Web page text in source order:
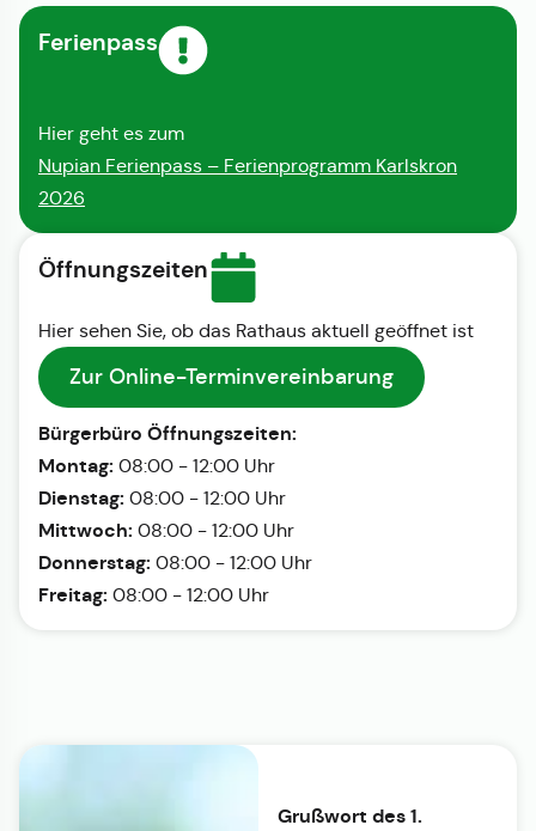
Ferienpass
Hier geht es zum
Nupian Ferienpass – Ferienprogramm Karlskron
2026
Öffnungszeiten
Hier sehen Sie, ob das Rathaus aktuell geöffnet ist
Zur Online-Terminvereinbarung
Bürgerbüro Öffnungszeiten:
Montag: 08:00 - 12:00 Uhr
Dienstag: 08:00 - 12:00 Uhr
Mittwoch: 08:00 - 12:00 Uhr
Donnerstag: 08:00 - 12:00 Uhr
Freitag: 08:00 - 12:00 Uhr
Grußwort des 1.